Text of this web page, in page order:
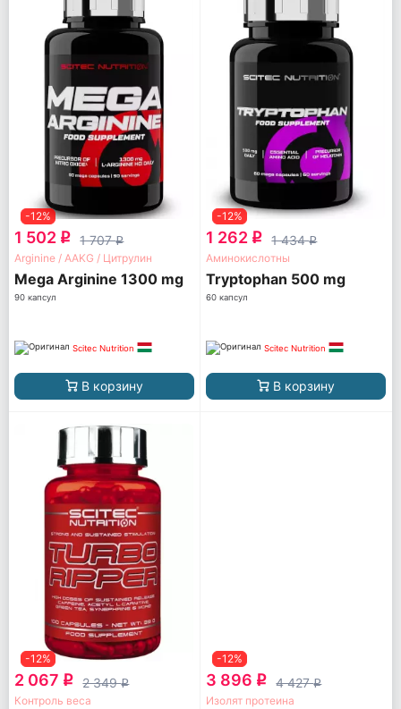
-12%
1 502 q 1 707q
Arginine / AAKG / Цитрулин
Mega Arginine 1300 mg
90 капсул
Scitec Nutrition
В корзину
-12%
1 262 q 1 434q
Аминокислотны
Tryptophan 500 mg
60 капсул
Scitec Nutrition
В корзину
-12%
2 067 q 2 349q
Контроль веса
-12%
3 896 q 4 427q
Изолят протеина